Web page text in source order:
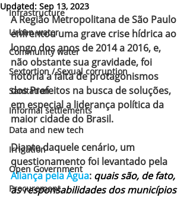
Infrastructure
Urban water
Community water
Sextortion / Sexual corruption
Sanitation
Informal settlements
Data and new tech
Irrigation
Open Government
Procurement
Updated: Sep 13, 2023
A Região Metropolitana de São Paulo
enfrentou uma grave crise hídrica ao
longo dos anos de 2014 a 2016, e,
não obstante sua gravidade, foi
notória a falta de protagonismos
dos Prefeitos na busca de soluções,
em especial a liderança política da
maior cidade do Brasil.
Diante daquele cenário, um
questionamento foi levantado pela
Aliança pela Água: quais são, de fato,
as responsabilidades dos municípios